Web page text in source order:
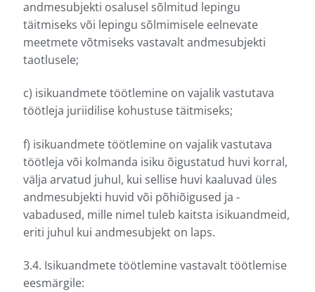
andmesubjekti osalusel sõlmitud lepingu
täitmiseks või lepingu sõlmimisele eelnevate
meetmete võtmiseks vastavalt andmesubjekti
taotlusele;
c) isikuandmete töötlemine on vajalik vastutava
töötleja juriidilise kohustuse täitmiseks;
f) isikuandmete töötlemine on vajalik vastutava
töötleja või kolmanda isiku õigustatud huvi korral,
välja arvatud juhul, kui sellise huvi kaaluvad üles
andmesubjekti huvid või põhiõigused ja -
vabadused, mille nimel tuleb kaitsta isikuandmeid,
eriti juhul kui andmesubjekt on laps.
3.4. Isikuandmete töötlemine vastavalt töötlemise
eesmärgile: